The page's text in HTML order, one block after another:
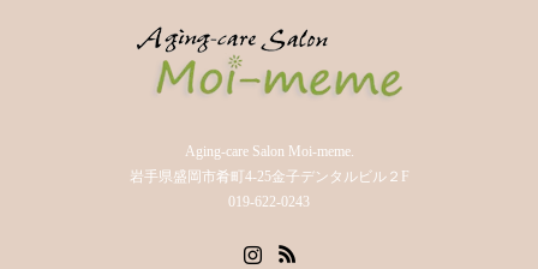
Aging-care Salon Moi-meme.
岩手県盛岡市肴町4-25金子デンタルビル２F
019-622-0243